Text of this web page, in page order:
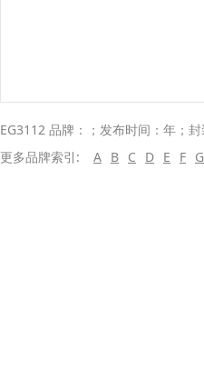
EG3112 品牌：；发布时间：年；
更多品牌索引:
A B C D E F G